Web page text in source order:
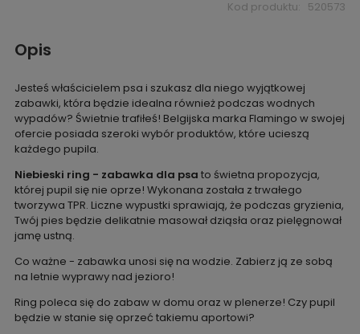
Kod produktu: 520573
Opis
Jesteś właścicielem psa i szukasz dla niego wyjątkowej
zabawki, która będzie idealna również podczas wodnych
wypadów? Świetnie trafiłeś! Belgijska marka Flamingo w swojej
ofercie posiada szeroki wybór produktów, które ucieszą
każdego pupila.
Niebieski ring - zabawka dla psa to świetna propozycja,
której pupil się nie oprze! Wykonana została z trwałego
tworzywa TPR. Liczne wypustki sprawiają, że podczas gryzienia,
Twój pies będzie delikatnie masował dziąsła oraz pielęgnował
jamę ustną.
Co ważne - zabawka unosi się na wodzie. Zabierz ją ze sobą
na letnie wyprawy nad jezioro!
Ring poleca się do zabaw w domu oraz w plenerze! Czy pupil
będzie w stanie się oprzeć takiemu aportowi?